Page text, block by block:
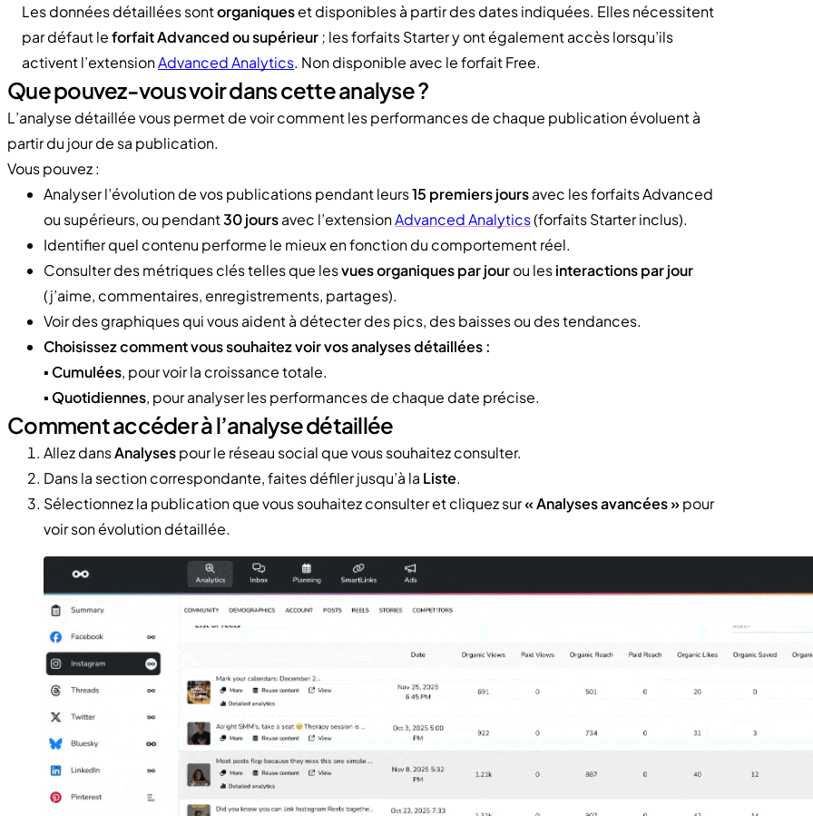
Les données détaillées sontorganiqueset disponibles à partir des dates indiquées. Elles nécessitent
par défaut leforfait Advanced ou supérieur ; les forfaits Starter y ont également accès lorsqu’ils
activent l’extensionAdvanced Analytics. Non disponible avec le forfait Free.
Que pouvez-vous voir dans cette analyse ?
L’analyse détaillée vous permet de voir comment les performances de chaque publication évoluent à
partir du jour de sa publication.
Vous pouvez :
Analyser l’évolution de vos publications pendant leurs15 premiers joursavec les forfaits Advanced
ou supérieurs, ou pendant30 joursavec l’extensionAdvanced Analytics(forfaits Starter inclus).
Identifier quel contenu performe le mieux en fonction du comportement réel.
Consulter des métriques clés telles que lesvues organiques par jourou lesinteractions par jour
(j’aime, commentaires, enregistrements, partages).
Voir des graphiques qui vous aident à détecter des pics, des baisses ou des tendances.
Choisissez comment vous souhaitez voir vos analyses détaillées :
▪️ Cumulées, pour voir la croissance totale.
▪️ Quotidiennes, pour analyser les performances de chaque date précise.
Comment accéder à l’analyse détaillée
Allez dansAnalysespour le réseau social que vous souhaitez consulter.
Dans la section correspondante, faites défiler jusqu’à la Liste.
Sélectionnez la publication que vous souhaitez consulter et cliquez sur« Analyses avancées »pour
voir son évolution détaillée.